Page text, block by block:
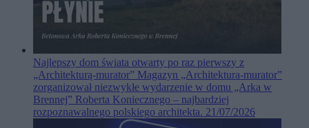
Najlepszy dom świata otwarty po raz pierwszy z
„Architekturą-murator” Magazyn „Architektura-murator”
zorganizował niezwykłe wydarzenie w domu „Arka w
Brennej” Roberta Koniecznego – najbardziej
rozpoznawalnego polskiego architekta. 21/07/2026